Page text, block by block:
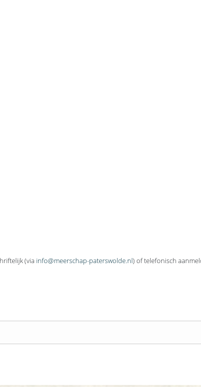
(via info@meerschap-paterswolde.nl) of telefonisch